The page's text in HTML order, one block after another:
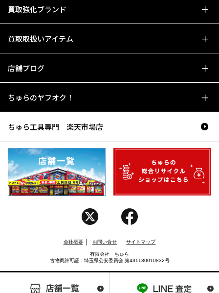
買取強化ブランド
買取取扱いアイテム
店舗ブログ
ちゅらのヤフオク！
ちゅら工具専門 楽天市場店
会社概要 お問い合せ サイトマップ
有限会社 ちゅら
古物商許可証：埼玉県公安委員会 第431130010832号